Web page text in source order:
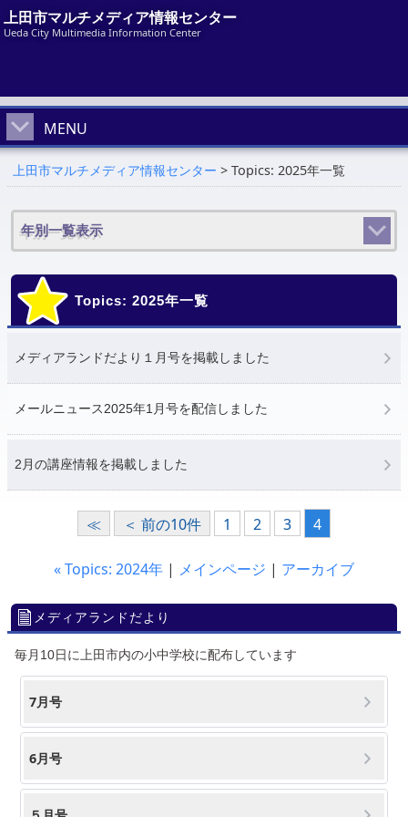
上田市マルチメディア情報センター
Ueda City Multimedia Information Center
MENU
上田市マルチメディア情報センター > Topics: 2025年一覧
年別一覧表示
Topics: 2025年一覧
メディアランドだより１月号を掲載しました
メールニュース2025年1月号を配信しました
2月の講座情報を掲載しました
≪ ＜ 前の10件 1 2 3 4
« Topics: 2024年 | メインページ | アーカイブ
メディアランドだより
毎月10日に上田市内の小中学校に配布しています
7月号
6月号